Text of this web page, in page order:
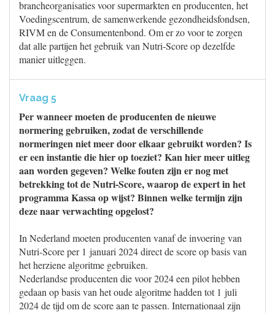
brancheorganisaties voor supermarkten en producenten, het
Voedingscentrum, de samenwerkende gezondheidsfondsen,
RIVM en de Consumentenbond. Om er zo voor te zorgen
dat alle partijen het gebruik van Nutri-Score op dezelfde
manier uitleggen.
Vraag 5
Per wanneer moeten de producenten de nieuwe
normering gebruiken, zodat de verschillende
normeringen niet meer door elkaar gebruikt worden? Is
er een instantie die hier op toeziet? Kan hier meer uitleg
aan worden gegeven? Welke fouten zijn er nog met
betrekking tot de Nutri-Score, waarop de expert in het
programma Kassa op wijst? Binnen welke termijn zijn
deze naar verwachting opgelost?
In Nederland moeten producenten vanaf de invoering van
Nutri-Score per 1 januari 2024 direct de score op basis van
het herziene algoritme gebruiken.
Nederlandse producenten die voor 2024 een pilot hebben
gedaan op basis van het oude algoritme hadden tot 1 juli
2024 de tijd om de score aan te passen. Internationaal zijn